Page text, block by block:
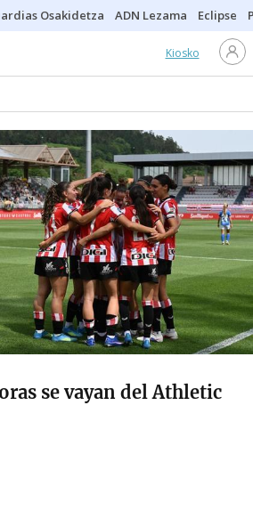
Osakidetza ADN Lezama Eclipse
Kiosko
se vayan del Athletic